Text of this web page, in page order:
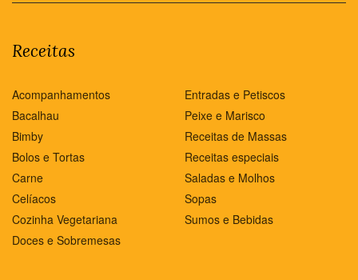
Receitas
Acompanhamentos
Bacalhau
Bimby
Bolos e Tortas
Carne
Celíacos
Cozinha Vegetariana
Doces e Sobremesas
Entradas e Petiscos
Peixe e Marisco
Receitas de Massas
Receitas especiais
Saladas e Molhos
Sopas
Sumos e Bebidas